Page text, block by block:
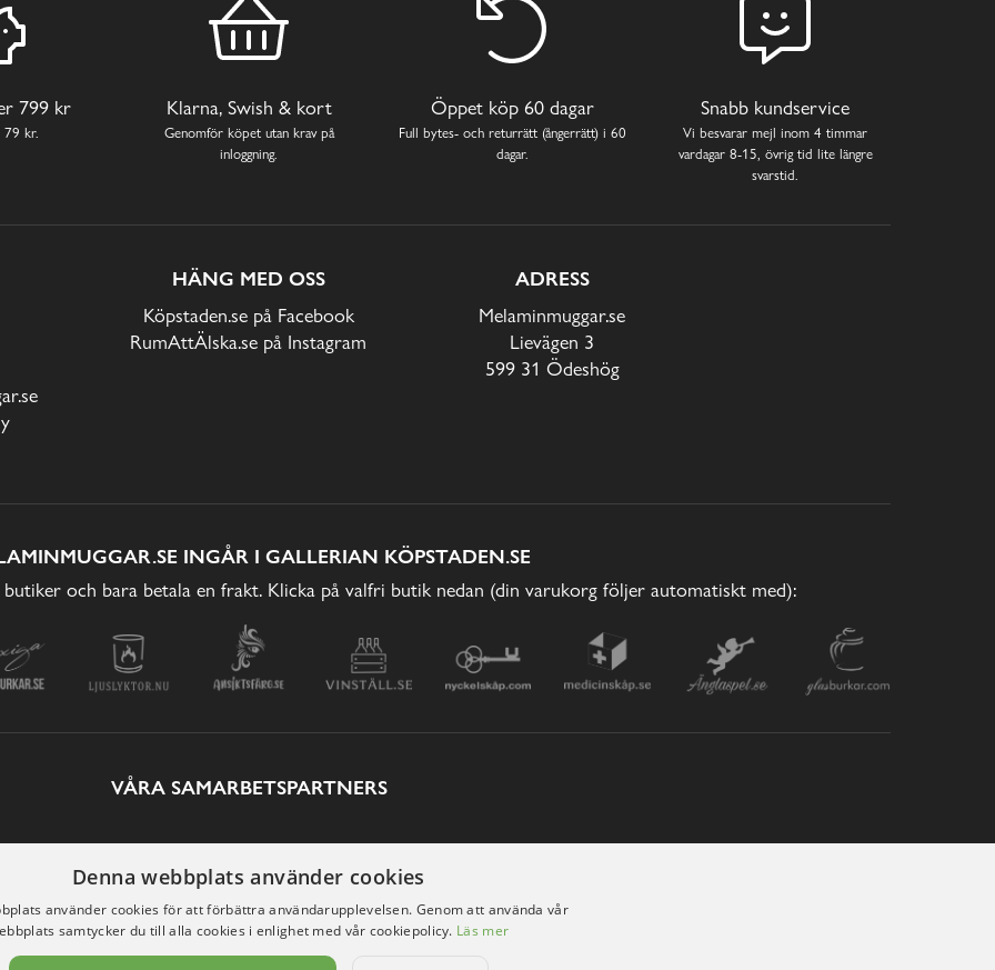
799 kr
79 kr.
Klarna, Swish & kort
Genomför köpet utan krav på
inloggning.
Öppet köp 60 dagar
Full bytes- och returrätt (ångerrätt) i 60
dagar.
Snabb kundservice
Vi besvarar mejl inom 4 timmar
vardagar 8-15, övrig tid lite längre
svarstid.
HÄNG MED OSS
Köpstaden.se på Facebook
RumAttÄlska.se på Instagram
ADRESS
Melaminmuggar.se
Lievägen 3
599 31 Ödeshög
INGÅR I GALLERIAN KÖPSTADEN.SE
och bara betala en frakt. Klicka på valfri butik nedan (din varukorg följer automatiskt med):
VÅRA SAMARBETSPARTNERS
Denna webbplats använder cookies
använder cookies för att förbättra användarupplevelsen. Genom att använda vår
samtycker du till alla cookies i enlighet med vår cookiepolicy. Läs mer